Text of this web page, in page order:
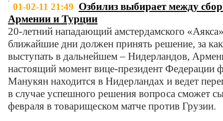
01-02-11 21:49 Озбилиз выбирает между
Армении и Турции
20-летний нападающий амстердамского
ближайшие дни должен принять решение, за
выступать в дальнейшем – Нидерландов,
настоящий момент вице-президент
Манукян находится в Нидерландах и ведет
в случае успешного решения вопроса сможет
февраля в товарищеском матче против Грузии.